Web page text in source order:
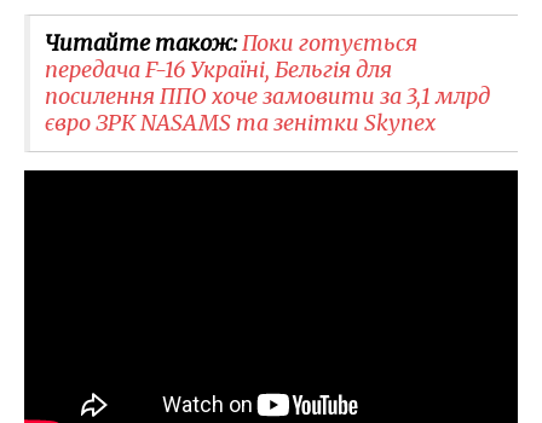
Читайте також:Поки готується
передача F-16 Україні, Бельгія для
посилення ППО хоче замовити за 3,1 млрд
євро ЗРК NASAMS та зенітки Skynex